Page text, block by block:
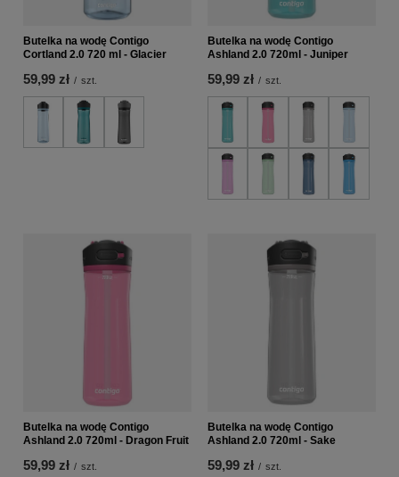
Butelka na wodę Contigo
Cortland 2.0 720 ml - Glacier
59,99 zł / szt.
Butelka na wodę Contigo
Ashland 2.0 720ml - Juniper
59,99 zł / szt.
Butelka na wodę Contigo
Ashland 2.0 720ml - Dragon Fruit
59,99 zł / szt.
Butelka na wodę Contigo
Ashland 2.0 720ml - Sake
59,99 zł / szt.